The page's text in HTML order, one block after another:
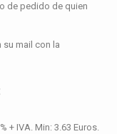
de pedido de quien
su mail con la
+ IVA. Min: 3.63 Euros.